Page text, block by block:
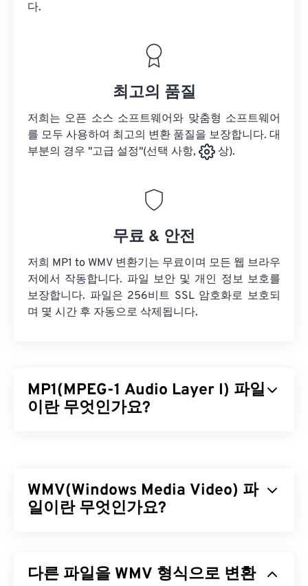
다.
최고의 품질
저희는 오픈 소스 소프트웨어와 맞춤형 소프트웨어
를 모두 사용하여 최고의 변환 품질을 보장합니다. 대
부분의 경우 "고급 설정"(선택 사항,
상).
무료 & 안전
저희 MP1 to WMV 변환기는 무료이며 모든 웹 브라우
저에서 작동합니다. 파일 보안 및 개인 정보 보호를
보장합니다. 파일은 256비트 SSL 암호화로 보호되
며 몇 시간 후 자동으로 삭제됩니다.
MP1(MPEG-1 Audio Layer I) 파일
이란 무엇인가요?
은 디지털 컴팩트 카세트(CD)형식의 일부였습니다.
MP1이었던 거의 모든 파일은 새로운
WMV(Windows Media Video) 파
일이란 무엇인가요?
축하여 비디오 화질을 유지하면서 관리하기 쉬운 파
다른 파일을 WMV 형식으로 변환